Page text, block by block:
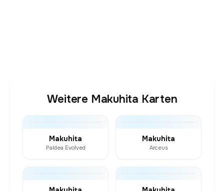
Weitere Makuhita Karten
Makuhita
Paldea Evolved
Makuhita
Arceus